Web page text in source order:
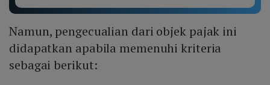
Namun, pengecualian dari objek pajak ini
didapatkan apabila memenuhi kriteria
sebagai berikut: